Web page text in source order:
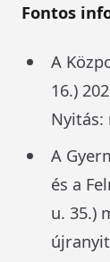
Fontos
A
16.)
Nyitás:
A
és a
u. 35.)